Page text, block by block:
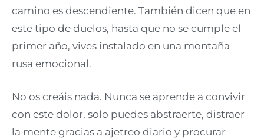
camino es descendiente. También dicen que en
este tipo de duelos, hasta que no se cumple el
primer año, vives instalado en una montaña
rusa emocional.
No os creáis nada. Nunca se aprende a convivir
con este dolor, solo puedes abstraerte, distraer
la mente gracias a ajetreo diario y procurar